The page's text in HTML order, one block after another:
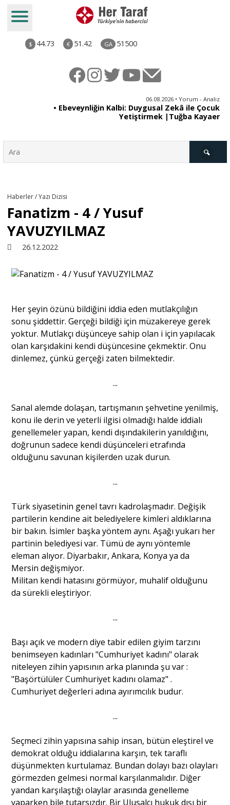
$ 44.73 € 51.42 GA 51500
06.08.2026 • Yorum - Analiz
• Ebeveynliğin Kalbi: Duygusal Zekâ ile Çocuk
Yetiştirmek |Tuğba Kayaer
Ekonomi
Dünya
Yorum - Analiz
Söyleşi
Yazı Dizisi
Yazarlar
Eğitim
Sağlık
Haberler / Yazı Dizisi
Fanatizm - 4 / Yusuf
YAVUZYILMAZ
26.12.2022
Her şeyin özünü bildiğini iddia eden mutlakçılığın
sonu şiddettir. Gerçeği bildiği için müzakereye gerek
yoktur. Mutlakçı düşünceye sahip olan i için yapılacak
olan karşıdakini kendi düşüncesine çekmektir. Onu
dinlemez, çünkü gerçeği zaten bilmektedir.
...
Sanal alemde dolaşan, tartışmanın şehvetine yenilmiş,
konu ile derin ve yeterli ilgisi olmadığı halde iddialı
genellemeler yapan, kendi dışındakilerin yanıldığını,
doğrunun sadece kendi düşünceleri etrafında
olduğunu savunan kişilerden uzak durun.
...
Türk siyasetinin genel tavrı kadrolaşmadır. Değişik
partilerin kendine ait belediyelere kimleri aldıklarına
bir bakın. İsimler başka yöntem aynı. Aşağı yukarı her
partinin belediyesi var. Tümü de aynı yöntemle
eleman alıyor. Diyarbakır, Ankara, Konya ya da
Mersin değişmiyor.
Militan kendi hatasını görmüyor, muhalif olduğunu
da sürekli eleştiriyor.
...
Başı açık ve modern diye tabir edilen giyim tarzını
benimseyen kadınları "Cumhuriyet kadını" olarak
niteleyen zihin yapısının arka planında şu var :
"Başörtülüler Cumhuriyet kadını olamaz" .
Cumhuriyet değerleri adına ayırımcılık budur.
...
Seçmeci zihin yapısına sahip insan, bütün eleştirel ve
demokrat olduğu iddialarına karşın, tek taraflı
düşünmekten kurtulamaz. Bundan dolayı bazı olayları
görmezden gelmesi normal karşılanmalıdır. Diğer
yandan karşılaştığı olaylar arasında genelleme
yaparken bile tutarsızdır. Bir Ulusalcı hukuk dışı bir